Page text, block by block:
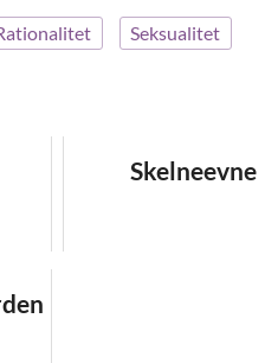
Seksualitet
Skelneevne